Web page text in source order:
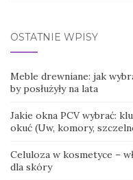
OSTATNIE WPISY
Meble drewniane: jak
by posłużyły na lata
Jakie okna PCV wybrać:
okuć (Uw, komory,
Celuloza w kosmetyce –
dla skóry